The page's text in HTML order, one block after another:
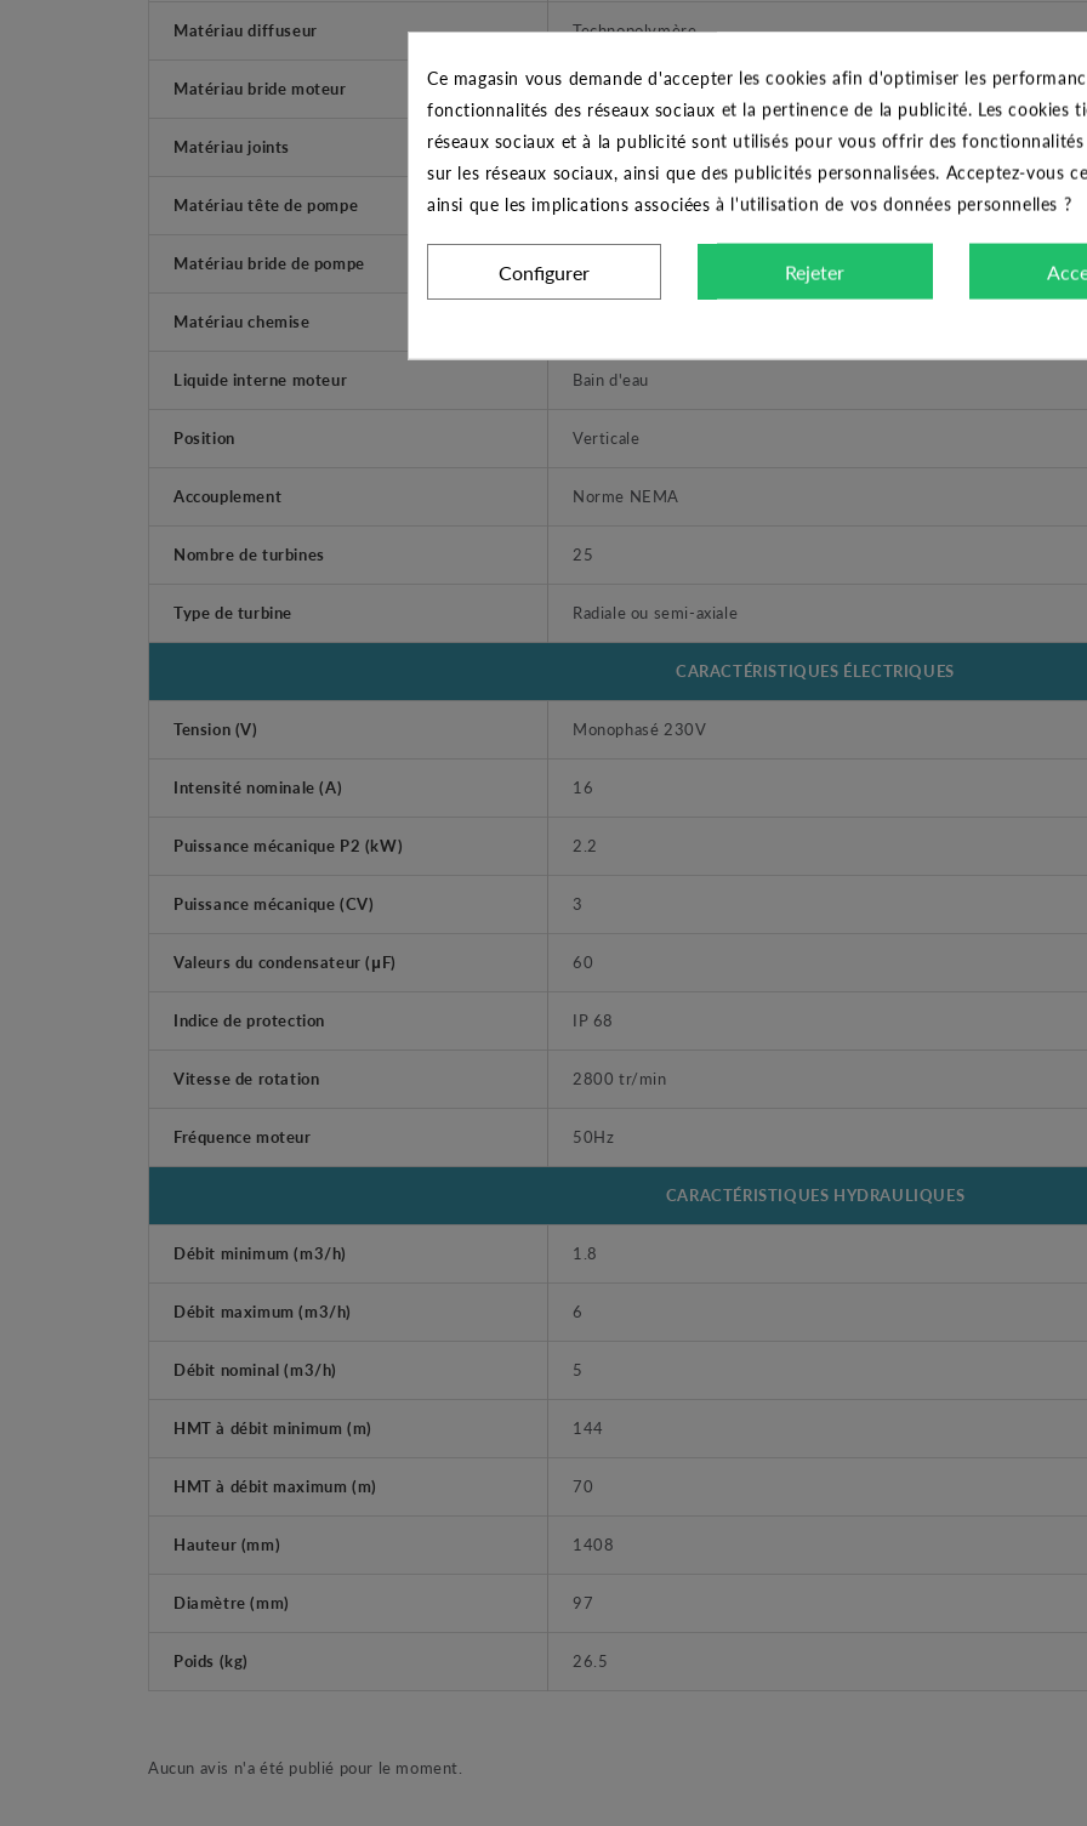
Matériau diffuseur Technopolymère
Matériau bride moteur Acier inox AISI 304
Matériau joints Caoutchouc NBR
Matériau tête de pompe Acier inox AISI 304
Matériau bride de pompe
Matériau chemise
Liquide interne moteur Bain d'eau
Position Verticale
Accouplement Norme NEMA
Nombre de turbines 25
Type de turbine Radiale ou semi-axiale
CARACTÉRISTIQUES ÉLECTRIQUES
Tension (V) Monophasé 230V
Intensité nominale (A) 16
Puissance mécanique P2 (kW) 2.2
Puissance mécanique (CV) 3
Valeurs du condensateur (μF) 60
Indice de protection IP 68
Vitesse de rotation 2800 tr/min
Fréquence moteur 50Hz
CARACTÉRISTIQUES HYDRAULIQUES
Débit minimum (m3/h) 1.8
Débit maximum (m3/h) 6
Débit nominal (m3/h) 5
HMT à débit minimum (m) 144
HMT à débit maximum (m) 70
Hauteur (mm) 1408
Diamètre (mm) 97
Poids (kg) 26.5
Aucun avis n'a été publié pour le moment.
Ce magasin vous demande d'accepter les cookies afin d'optimiser les
fonctionnalités des réseaux sociaux et la pertinence de la publicité. Les cookies
réseaux sociaux et à la publicité sont utilisés pour vous offrir des
sur les réseaux sociaux, ainsi que des publicités personnalisées. Acceptez-vous
ainsi que les implications associées à l'utilisation de vos données personnelles ?
Configurer Rejeter